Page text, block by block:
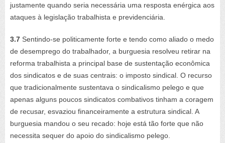
justamente quando seria necessária uma resposta enérgica aos
ataques à legislação trabalhista e previdenciária.
3.7 Sentindo-se politicamente forte e tendo como aliado o medo
de desemprego do trabalhador, a burguesia resolveu retirar na
reforma trabalhista a principal base de sustentação econômica
dos sindicatos e de suas centrais: o imposto sindical. O recurso
que tradicionalmente sustentava o sindicalismo pelego e que
apenas alguns poucos sindicatos combativos tinham a coragem
de recusar, esvaziou financeiramente a estrutura sindical. A
burguesia mandou o seu recado: hoje está tão forte que não
necessita sequer do apoio do sindicalismo pelego.